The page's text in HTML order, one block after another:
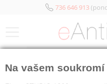
736 646 913
Na vašem